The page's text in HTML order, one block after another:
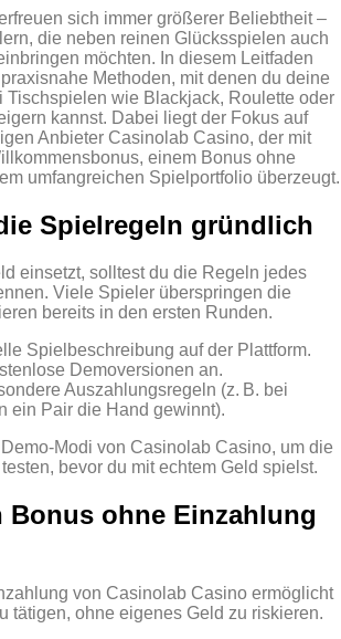
sich immer größerer Beliebtheit –
die neben reinen Glücksspielen auch
möchten. In diesem Leitfaden
Methoden, mit denen du deine
Tischspielen wie Blackjack, Roulette oder
kannst. Dabei liegt der Fokus auf
Anbieter Casinolab Casino, der mit
einem Bonus ohne
umfangreichen Spielportfolio überzeugt.
Spielregeln gründlich
einsetzt, solltest du die Regeln jedes
Viele Spieler überspringen die
bereits in den ersten Runden.
Spielbeschreibung auf der Plattform.
Demoversionen an.
Auszahlungsregeln (z. B. bei
ein Pair die Hand gewinnt).
von Casinolab Casino, um die
bevor du mit echtem Geld spielst.
Bonus ohne Einzahlung
von Casinolab Casino ermöglicht
tätigen, ohne eigenes Geld zu riskieren.